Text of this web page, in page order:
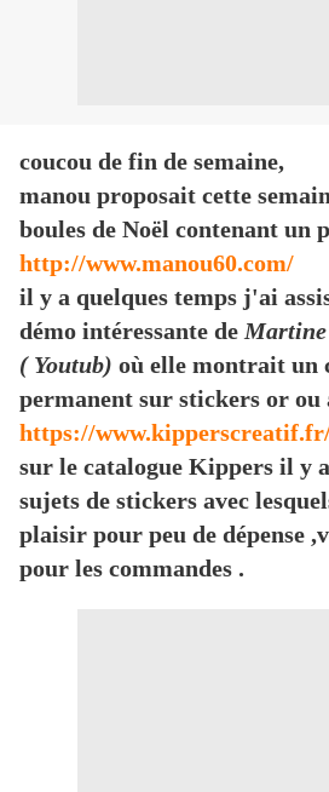
coucou de fin de semaine,
manou proposait cette
boules de Noël contenant un
http://www.manou60.com/
il y a quelques temps j'ai
démo intéressante de
( Youtub) où elle montrait un
permanent sur stickers or ou
https://
sur le catalogue Kippers il y
sujets de stickers avec
plaisir pour peu de dépense
pour les commandes .